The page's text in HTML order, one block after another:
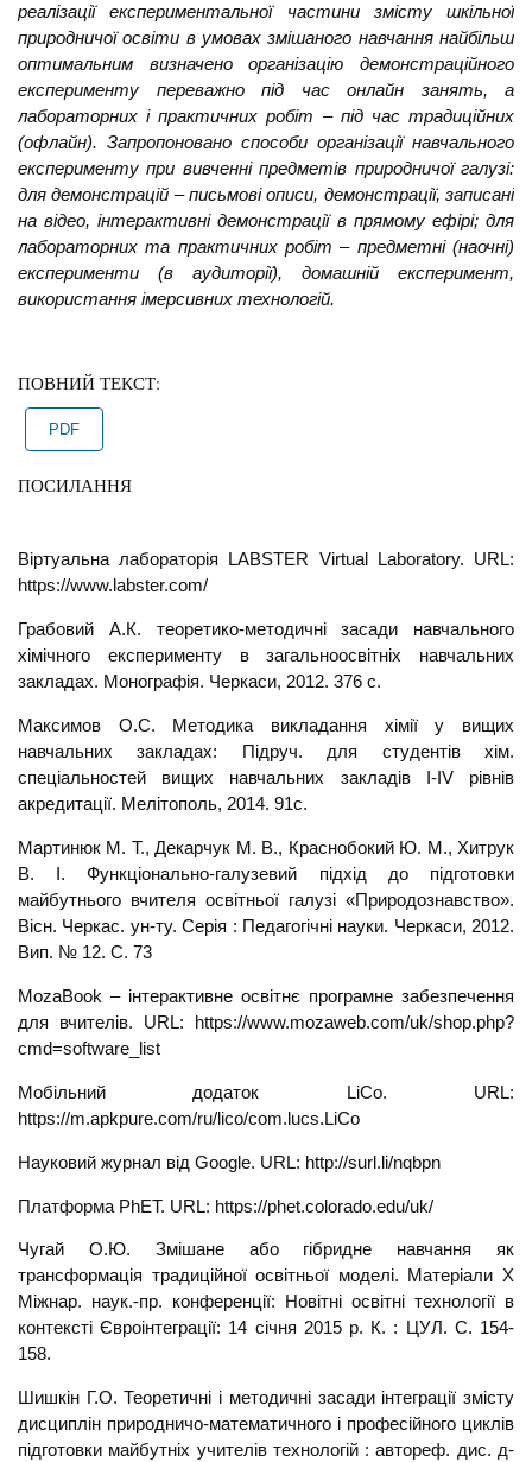
реалізації експериментальної частини змісту шкільної
природничої освіти в умовах змішаного навчання найбільш
оптимальним визначено організацію демонстраційного
експерименту переважно під час онлайн занять, а
лабораторних і практичних робіт – під час традиційних
(офлайн). Запропоновано способи організації навчального
експерименту при вивченні предметів природничої галузі:
для демонстрацій – письмові описи, демонстрації, записані
на відео, інтерактивні демонстрації в прямому ефірі; для
лабораторних та практичних робіт – предметні (наочні)
експерименти (в аудиторії), домашній експеримент,
використання імерсивних технологій.
ПОВНИЙ ТЕКСТ:
PDF
ПОСИЛАННЯ
Віртуальна лабораторія LABSTER Virtual Laboratory. URL:
https://www.labster.com/
Грабовий А.К. теоретико-методичні засади навчального
хімічного експерименту в загальноосвітніх навчальних
закладах. Монографія. Черкаси, 2012. 376 с.
Максимов О.С. Методика викладання хімії у вищих
навчальних закладах: Підруч. для студентів хім.
спеціальностей вищих навчальних закладів I-IV рівнів
акредитації. Мелітополь, 2014. 91с.
Мартинюк М. Т., Декарчук М. В., Краснобокий Ю. М., Хитрук
В. І. Функціонально-галузевий підхід до підготовки
майбутнього вчителя освітньої галузі «Природознавство».
Вісн. Черкас. ун-ту. Серія : Педагогічні науки. Черкаси, 2012.
Вип. № 12. С. 73
MozaBook – інтерактивне освітнє програмне забезпечення
для вчителів. URL: https://www.mozaweb.com/uk/shop.php?
cmd=software_list
Мобільний додаток LiCo. URL:
https://m.apkpure.com/ru/lico/com.lucs.LiCo
Науковий журнал від Google. URL: http://surl.li/nqbpn
Платформа PhET. URL: https://phet.colorado.edu/uk/
Чугай О.Ю. Змішане або гібридне навчання як
трансформація традиційної освітньої моделі. Матеріали X
Міжнар. наук.-пр. конференції: Новітні освітні технології в
контексті Євроінтеграції: 14 січня 2015 р. К. : ЦУЛ. С. 154-
158.
Шишкін Г.О. Теоретичні і методичні засади інтеграції змісту
дисциплін природничо-математичного і професійного циклів
підготовки майбутніх учителів технологій : автореф. дис. д-